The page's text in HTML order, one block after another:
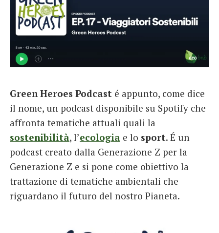
Italiano
German
Spanish
Italiano
Green Heroes Podcast é appunto, come dice
il nome, un podcast disponibile su Spotify che
affronta tematiche attuali quali la
sostenibilità, l’ecologia e lo sport. É un
podcast creato dalla Generazione Z per la
Generazione Z e si pone come obiettivo la
trattazione di tematiche ambientali che
riguardano il futuro del nostro Pianeta.